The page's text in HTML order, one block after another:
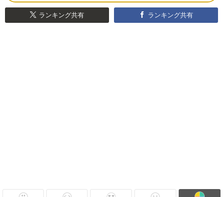
ランキング共有 ランキング共有